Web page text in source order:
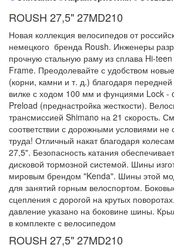
ROUSH 27,5" 27MD210
Новая коллекция велосипедов от
немецкого бренда Roush. Инженеры
прочную стальную раму из сплава Hi-
Frame. Преодолевайте с удобством
(корни, камни и т. д.) благодаря
вилке с ходом 100 мм и фунциями Lock -
Preload (преднастройка жесткости).
трансмиссией Shimano на 21 скорость.
соответствии с дорожными условиями не
труда! Отличный накат благодаря
27,5". Безопасность катания
дисковой тормозной системой. Шины
мировым брендом "Kenda". Шины этой
для занятий горным велоспортом.
сцепления с дорогой на крутых
давление указано на боковине шины.
в комплекте с велосипедом
ROUSH 27,5" 27MD210